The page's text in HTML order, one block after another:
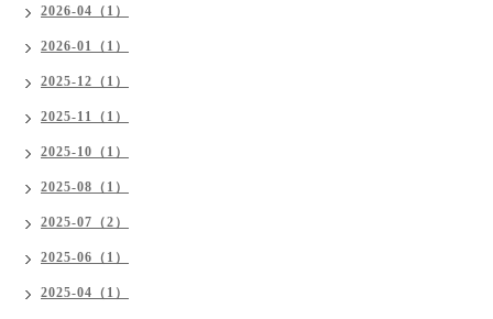
2026-04（1）
2026-01（1）
2025-12（1）
2025-11（1）
2025-10（1）
2025-08（1）
2025-07（2）
2025-06（1）
2025-04（1）